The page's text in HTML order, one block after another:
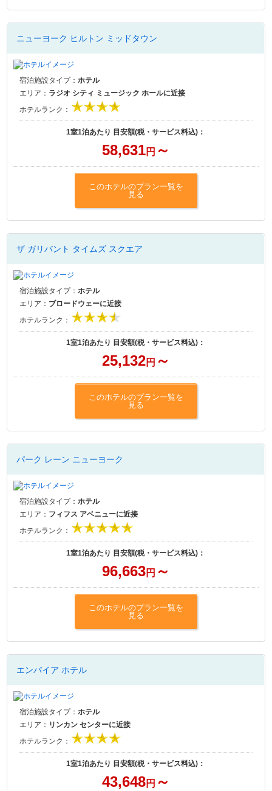
ニューヨーク ヒルトン ミッドタウン
宿泊施設タイプ：ホテル
エリア： ラジオ シティ ミュージック ホールに近接
ホテルランク：
1室1泊あたり 目安額(税・サービス料込)：
58,631円 ～
このホテルのプラン一覧を
見る
ザ ガリバント タイムズ スクエア
宿泊施設タイプ：ホテル
エリア： ブロードウェーに近接
ホテルランク：
1室1泊あたり 目安額(税・サービス料込)：
25,132円 ～
このホテルのプラン一覧を
見る
パーク レーン ニューヨーク
宿泊施設タイプ：ホテル
エリア： フィフス アベニューに近接
ホテルランク：
1室1泊あたり 目安額(税・サービス料込)：
96,663円 ～
このホテルのプラン一覧を
見る
エンパイア ホテル
宿泊施設タイプ：ホテル
エリア： リンカン センターに近接
ホテルランク：
1室1泊あたり 目安額(税・サービス料込)：
43,648円 ～